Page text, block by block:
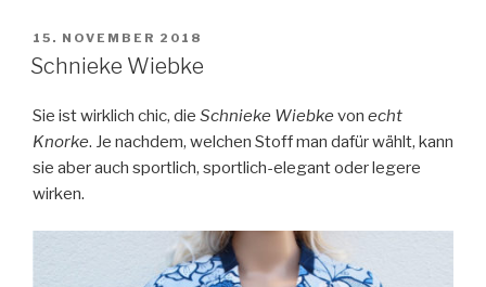
VERÖFFENTLICHT
AM
15. NOVEMBER 2018
Schnieke Wiebke
Sie ist wirklich chic, die Schnieke Wiebke von echt
Knorke. Je nachdem, welchen Stoff man dafür wählt, kann
sie aber auch sportlich, sportlich-elegant oder legere
wirken.